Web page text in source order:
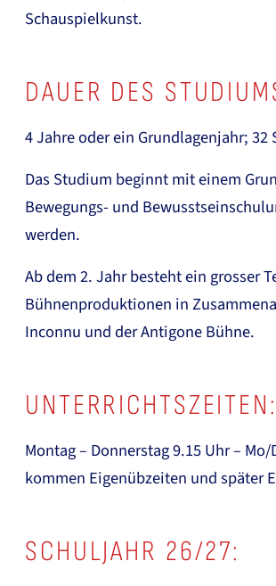
Schauspielkunst.
DAUER DES
4 Jahre oder ein Grundlagenjahr;
Das Studium beginnt mit einem
Bewegungs- und
werden.
Ab dem 2. Jahr besteht ein grosser
Bühnenproduktionen in
Inconnu und der Antigone Bühne.
UNTERRICHTSZEITEN:
Montag – Donnerstag 9.15 Uhr –
kommen Eigenübzeiten und später
SCHULJAHR 26/27: